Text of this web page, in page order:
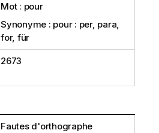
Mot : pour
Synonyme : pour : per, para,
for, für
2673
Fautes d'orthographe